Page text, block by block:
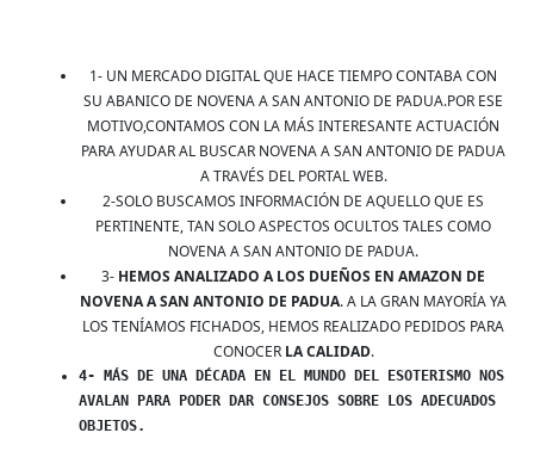
1- UN MERCADO DIGITAL QUE HACE TIEMPO CONTABA CON
SU ABANICO DE NOVENA A SAN ANTONIO DE PADUA.POR ESE
MOTIVO,CONTAMOS CON LA MÁS INTERESANTE ACTUACIÓN
PARA AYUDAR AL BUSCAR NOVENA A SAN ANTONIO DE PADUA
A TRAVÉS DEL PORTAL WEB.
2-SOLO BUSCAMOS INFORMACIÓN DE AQUELLO QUE ES
PERTINENTE, TAN SOLO ASPECTOS OCULTOS TALES COMO
NOVENA A SAN ANTONIO DE PADUA.
3- HEMOS ANALIZADO A LOS DUEÑOS EN AMAZON DE
NOVENA A SAN ANTONIO DE PADUA. A LA GRAN MAYORÍA YA
LOS TENÍAMOS FICHADOS, HEMOS REALIZADO PEDIDOS PARA
CONOCER LA CALIDAD.
4- MÁS DE UNA DÉCADA EN EL MUNDO DEL ESOTERISMO NOS
AVALAN PARA PODER DAR CONSEJOS SOBRE LOS ADECUADOS
OBJETOS.